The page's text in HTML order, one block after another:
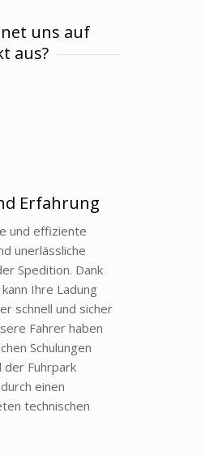
uns auf
aus?
Erfahrung
und effiziente
unerlässliche
Spedition. Dank
Ihre Ladung
schnell und sicher
Fahrer haben
Schulungen
der Fuhrpark
einen
technischen